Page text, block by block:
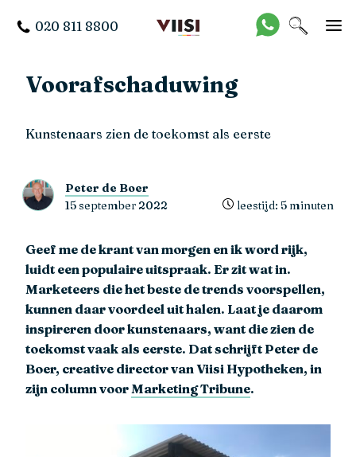
020 811 8800
Voorafschaduwing
Kunstenaars zien de toekomst als eerste
Peter de Boer
15 september 2022
leestijd: 5 minuten
Geef me de krant van morgen en ik word rijk,
luidt een populaire uitspraak. Er zit wat in.
Marketeers die het beste de trends voorspellen,
kunnen daar voordeel uit halen. Laat je daarom
inspireren door kunstenaars, want die zien de
toekomst vaak als eerste. Dat schrijft Peter de
Boer, creative director van Viisi Hypotheken, in
zijn column voor Marketing Tribune.